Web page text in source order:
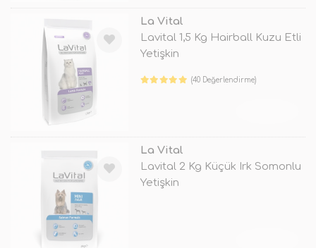
La Vital
Lavital 1,5 Kg Hairball Kuzu Etli
Yetişkin
(40 Değerlendirme)
La Vital
Lavital 2 Kg Küçük Irk Somonlu
Yetişkin